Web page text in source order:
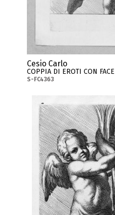
Cesio Carlo
COPPIA DI EROTI CON FACE
S-FC4363